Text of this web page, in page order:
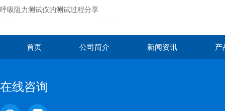
呼吸阻力测试仪的测试过程分享
首页 公司简介 新闻资讯 产
在线咨询